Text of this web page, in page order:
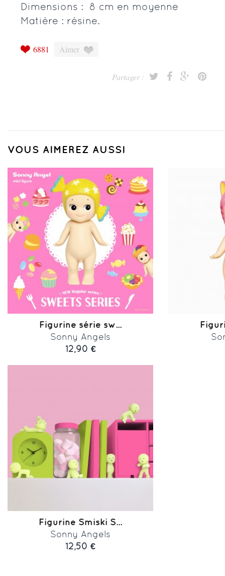
Dimensions : 8 cm en moyenne
Matière : résine.
Partager :
Aimer
6881
VOUS AIMEREZ AUSSI
Figurine série sw...
Sonny Angels
12,90 €
Figurine Smiski S...
Sonny Angels
12,50 €